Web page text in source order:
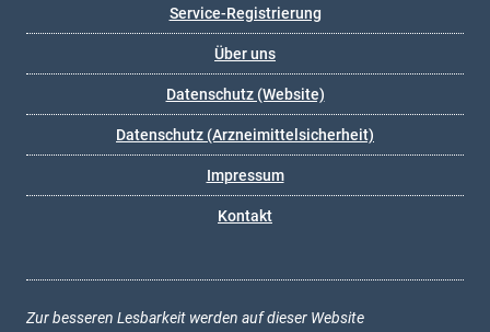
Service-Registrierung
Über uns
Datenschutz (Website)
Datenschutz (Arzneimittelsicherheit)
Impressum
Kontakt
Zur besseren Lesbarkeit werden auf dieser Website